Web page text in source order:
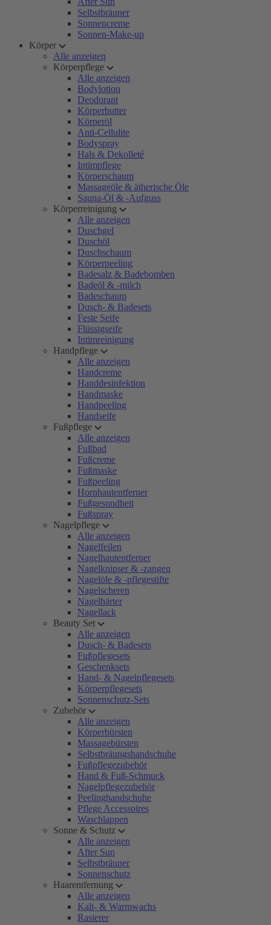
Selbstbräuner
Sonnencreme
Sonnen-Make-up
Körper
Alle anzeigen
Körperpflege
Alle anzeigen
Bodylotion
Deodorant
Körperbutter
Körperöl
Anti-Cellulite
Bodyspray
Hals & Dekolleté
Intimpflege
Körperschaum
Massageöle & ätherische Öle
Sauna-Öl & -Aufguss
Körperreinigung
Alle anzeigen
Duschgel
Duschöl
Duschschaum
Körperpeeling
Badesalz & Badebomben
Badeöl & -milch
Badeschaum
Dusch- & Badesets
Feste Seife
Flüssigseife
Intimreinigung
Handpflege
Alle anzeigen
Handcreme
Handdesinfektion
Handmaske
Handpeeling
Handseife
Fußpflege
Alle anzeigen
Fußbad
Fußcreme
Fußmaske
Fußpeeling
Hornhautentferner
Fußgesundheit
Fußspray
Nagelpflege
Alle anzeigen
Nagelfeilen
Nagelhautentferner
Nagelknipser & -zangen
Nagelöle & -pflegestifte
Nagelscheren
Nagelhärter
Nagellack
Beauty Set
Alle anzeigen
Dusch- & Badesets
Fußpflegesets
Geschenksets
Hand- & Nagelpflegesets
Körperpflegesets
Sonnenschutz-Sets
Zubehör
Alle anzeigen
Körperbürsten
Massagebürsten
Selbstbräungshandschuhe
Fußpflegezubehör
Hand & Fuß-Schmuck
Nagelpflegezubehör
Peelinghandschuhe
Pflege Accessoires
Waschlappen
Sonne & Schutz
Alle anzeigen
After Sun
Selbstbräuner
Sonnenschutz
Haarentfernung
Alle anzeigen
Kalt- & Warmwachs
Rasierer